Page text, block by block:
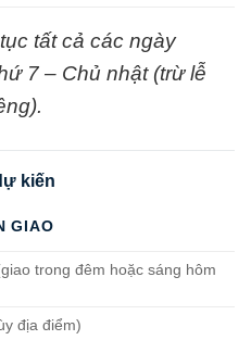
tất cả các ngày
7 – Chủ nhật (trừ lễ
kiến
GIAO
trong đêm hoặc sáng hôm
địa điểm)